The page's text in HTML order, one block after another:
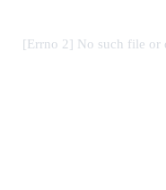
[Errno 2] No such file